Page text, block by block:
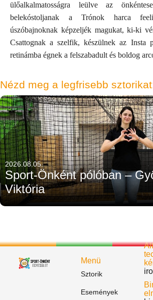
ülőalkalmatosságra leülve az
belekóstoljanak a Trónok harca
úszóbajnoknak képzeljék magukat, ki-ki
Csattognak a szelfik, készülnek az Insta
retinámba égnek a felszabadult és boldog
Nézd meg a legfrisebb
2026.08.05.
Sport-Önként pólóban –
Viktória
Menü
Sztorik
Események